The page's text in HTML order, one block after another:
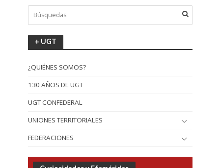
+ UGT
¿QUIÉNES SOMOS?
130 AÑOS DE UGT
UGT CONFEDERAL
UNIONES TERRITORIALES
FEDERACIONES